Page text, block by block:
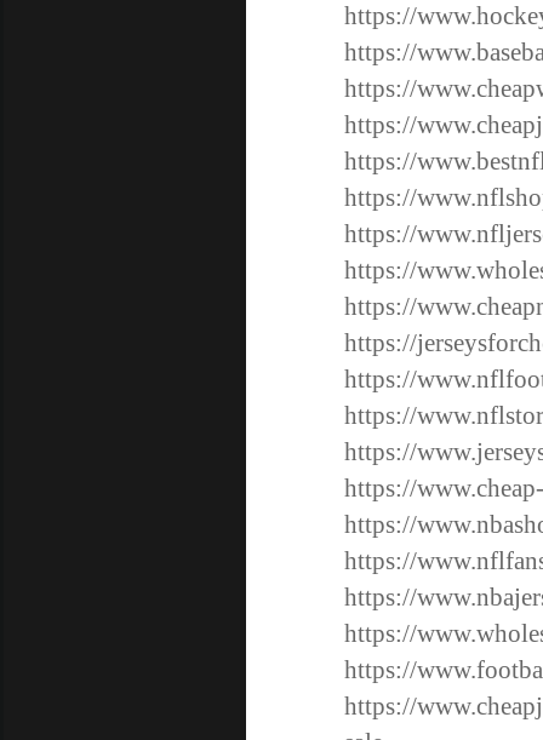
https://
https://
https://
https://
https://
https://
https://
https://
https://
https://
https://
https://
https://
https://
https://
https://
https://
https://
https://
https://